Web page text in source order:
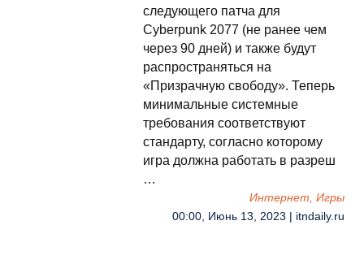
следующего патча для
Cyberpunk 2077 (не ранее чем
через 90 дней) и также будут
распространяться на
«Призрачную свободу». Теперь
минимальные системные
требования соответствуют
стандарту, согласно которому
игра должна работать в разреш
…
Интернет, Игры
00:00, Июнь 13, 2023 | itndaily.ru